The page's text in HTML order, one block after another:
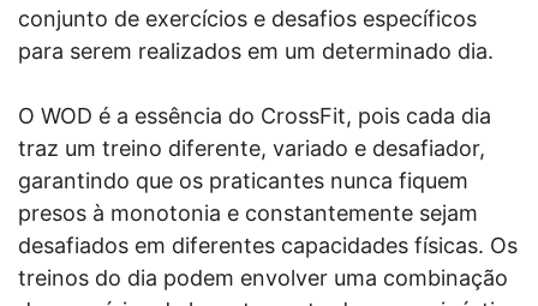
conjunto de exercícios e desafios específicos
para serem realizados em um determinado dia.
O WOD é a essência do CrossFit, pois cada dia
traz um treino diferente, variado e desafiador,
garantindo que os praticantes nunca fiquem
presos à monotonia e constantemente sejam
desafiados em diferentes capacidades físicas. Os
treinos do dia podem envolver uma combinação